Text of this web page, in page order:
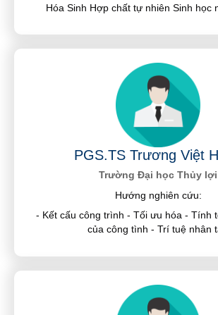
Hóa Sinh Hợp chất tự nhiên Sinh học
PGS.TS Trương Việt
Trường Đại học Thủy lợi
Hướng nghiên cứu:
- Kết cấu công trình - Tối ưu hóa - Tính
của công tình - Trí tuệ nhân